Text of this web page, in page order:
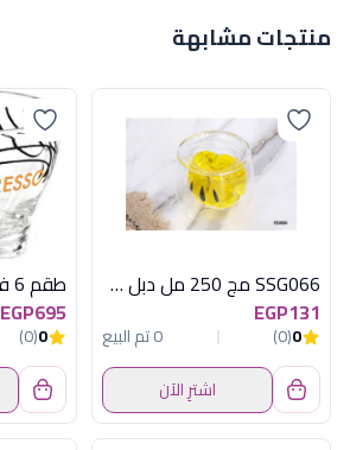
منتجات مشابهة
SSG066 مج 250 مل دبل جلاس اكسفورد
EGP131
0
(0)
0 تم البيع
اشترِ الآن
طقم 6 فنجان قهوة انفينتى
EGP695
0
(0)